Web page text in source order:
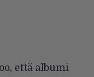
että albumi